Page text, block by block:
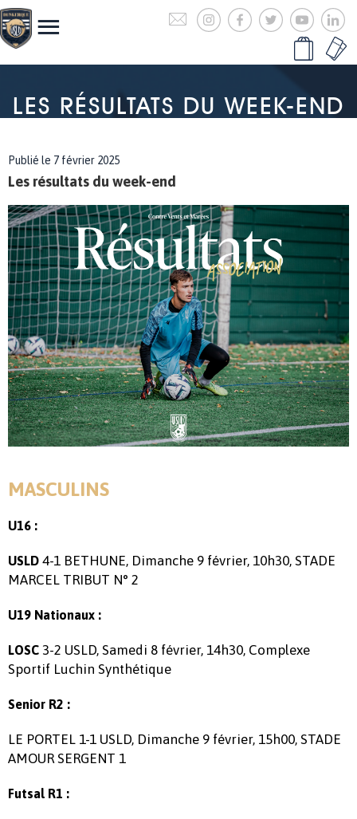
LES RÉSULTATS DU WEEK-END
Publié le 7 février 2025
Les résultats du week-end
MASCULINS
U16 :
USLD 4-1 BETHUNE, Dimanche 9 février, 10h30, STADE
MARCEL TRIBUT N° 2
U19 Nationaux :
LOSC 3-2 USLD, Samedi 8 février, 14h30, Complexe
Sportif Luchin Synthétique
Senior R2 :
LE PORTEL 1-1 USLD, Dimanche 9 février, 15h00, STADE
AMOUR SERGENT 1
Futsal R1 :